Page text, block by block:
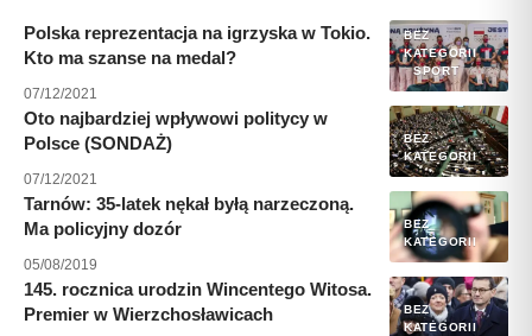
BEZ
KATEGORII
SPORT
Polska reprezentacja na igrzyska w Tokio.
Kto ma szanse na medal?
07/12/2021
BEZ
KATEGORII
Oto najbardziej wpływowi politycy w
Polsce (SONDAŻ)
07/12/2021
BEZ
KATEGORII
Tarnów: 35-latek nękał byłą narzeczoną.
Ma policyjny dozór
05/08/2019
BEZ
KATEGORII
145. rocznica urodzin Wincentego Witosa.
Premier w Wierzchosławicach